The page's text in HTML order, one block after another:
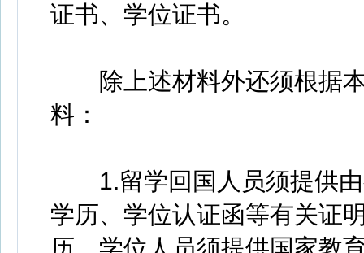
证书、学位证书。
除上述材料外还须根据本
料：
1.留学回国人员须提供由
学历、学位认证函等有关证